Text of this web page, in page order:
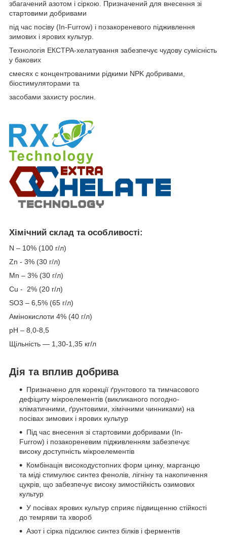
збагачений азотом і сіркою. Призначений для внесення зі
стартовими добривами
під час посіву (In-Furrow) і позакореневого підживлення
зимових і ярових культур.
Технологія ЕКСТРА-хелатування забезпечує чудову сумісність
у бакових
смесях с концентрованими рідкими NPK добривами,
біостимуляторами та
засобами захисту рослин.
Хімічний склад та особливості:
N – 10% (100 г/л)
Zn - 3% (30 г/л)
Mn – 3% (30 г/л)
Cu - 2% (20 г/л)
SO3 – 6,5% (65 г/л)
Амінокислоти 4% (40 г/л)
рН – 8,0-8,5
Щільність — 1,30-1,35 кг/л
Дія та вплив добрива
Призначено для корекції ґрунтового та тимчасового
дефіциту мікроелементів (викликаного погодно-
кліматичними, ґрунтовими, хімічними чинниками) на
посівах зимових і ярових культур
Під час внесення зі стартовими добривами (In-
Furrow) і позакореневим підживленням забезпечує
високу доступність мікроелементів
Комбінація високодустопних форм цинку, марганцю
та міді стимулює синтез фенолів, лігніну та накопичення
цукрів, що забезпечує високу зимостійкість озимових
культур
У посівах ярових культур сприяє підвищенню стійкості
до темряви та хвороб
Азот і сірка підсилює синтез білків і ферментів